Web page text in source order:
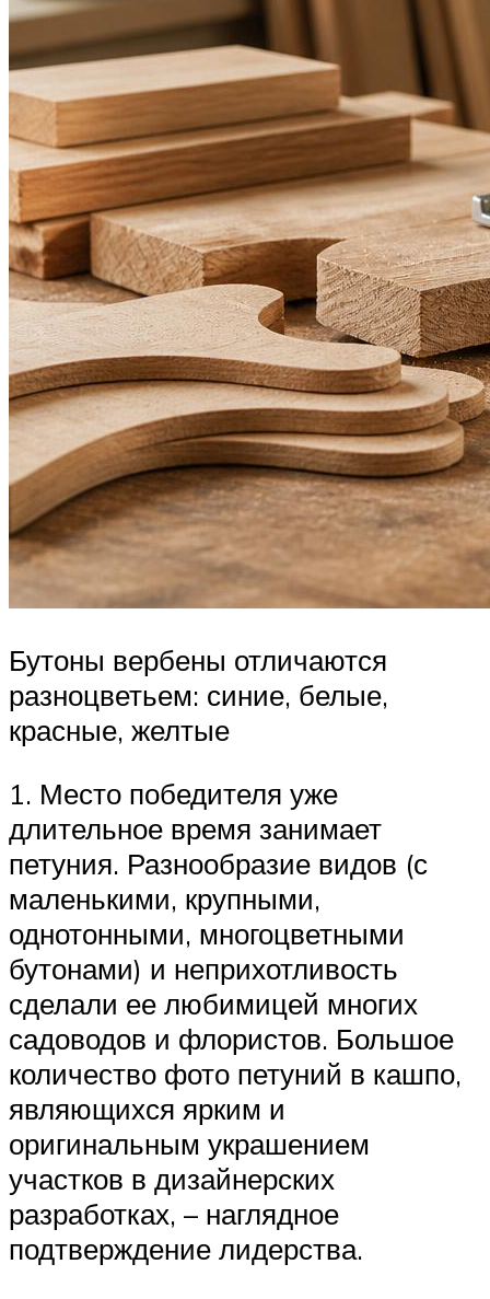
Бутоны вербены отличаются
разноцветьем: синие, белые,
красные, желтые
1. Место победителя уже
длительное время занимает
петуния. Разнообразие видов (с
маленькими, крупными,
однотонными, многоцветными
бутонами) и неприхотливость
сделали ее любимицей многих
садоводов и флористов. Большое
количество фото петуний в кашпо,
являющихся ярким и
оригинальным украшением
участков в дизайнерских
разработках, – наглядное
подтверждение лидерства.